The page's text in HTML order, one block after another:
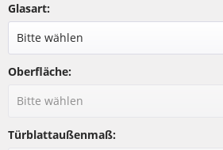
Glasart:
Oberfläche:
Türblattaußenmaß: